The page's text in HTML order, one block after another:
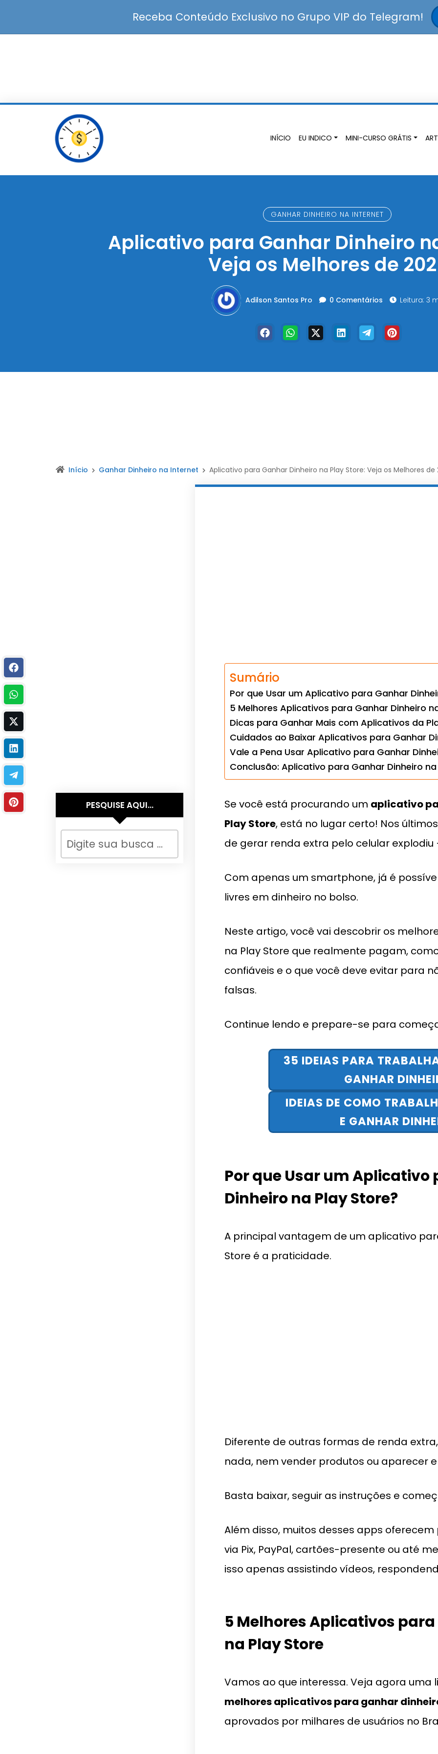
Receba Conteúdo Exclusivo no Grupo VIP do Telegram!
INÍCIO EU INDICO MINI-CURSO GRÁTIS
GANHAR DINHEIRO NA INTERNET
Aplicativo para Ganhar Dinheiro
Veja os Melhores de
Adilson Santos Pro 0 Comentários Leitura: 3
Início Ganhar Dinheiro na Internet Aplicativo para Ganhar Dinheiro na Play Store: Veja os Melhores de
Sumário
Por que Usar um Aplicativo para Ganhar
5 Melhores Aplicativos para Ganhar Dinheiro
Dicas para Ganhar Mais com Aplicativos da
Cuidados ao Baixar Aplicativos para Ganhar
Vale a Pena Usar Aplicativo para Ganhar
Conclusão: Aplicativo para Ganhar Dinheiro
Se você está procurando um aplicativo
Play Store, está no lugar certo! Nos
de gerar renda extra pelo celular
Com apenas um smartphone, já é
livres em dinheiro no bolso.
Neste artigo, você vai descobrir os
na Play Store que realmente pagam,
confiáveis e o que você deve evitar para
falsas.
Continue lendo e prepare-se para
35 IDEIAS PARA
GANHAR
IDEIAS DE COMO
E GANHAR
Por que Usar um Aplicativo
Dinheiro na Play Store?
A principal vantagem de um aplicativo
Store é a praticidade.
Diferente de outras formas de renda
nada, nem vender produtos ou aparecer
Basta baixar, seguir as instruções e
Além disso, muitos desses apps
via Pix, PayPal, cartões-presente ou até
isso apenas assistindo vídeos,
5 Melhores Aplicativos
na Play Store
Vamos ao que interessa. Veja agora uma
melhores aplicativos para ganhar
aprovados por milhares de usuários no
PESQUISE AQUI…